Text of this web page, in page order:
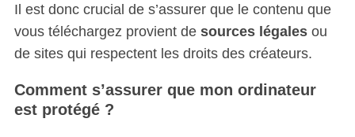
Il est donc crucial de s’assurer que le contenu que
vous téléchargez provient de sources légalesou
de sites qui respectent les droits des créateurs.
Comment s’assurer que mon ordinateur
est protégé ?